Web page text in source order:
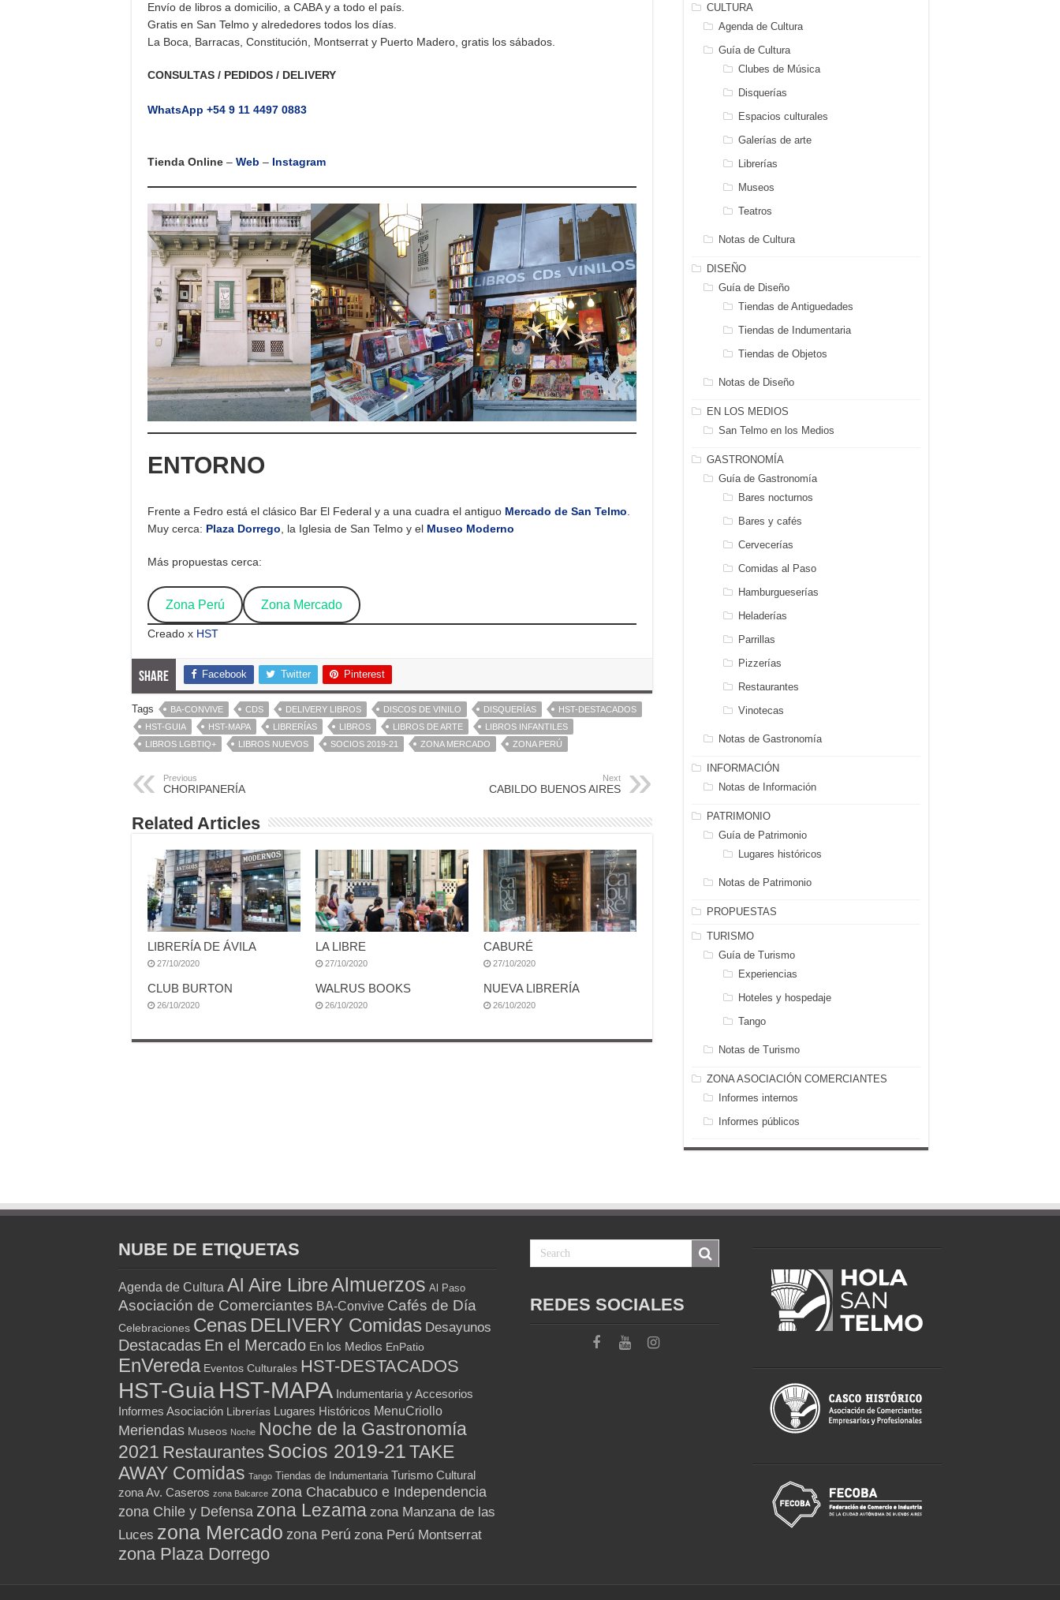
Envío de libros a domicilio, a CABA y a todo el país.
Gratis en San Telmo y alrededores todos los días.
La Boca, Barracas, Constitución, Montserrat y Puerto Madero, gratis los sábados.
CONSULTAS / PEDIDOS / DELIVERY
WhatsApp +54 9 11 4497 0883
Tienda Online – Web – Instagram
ENTORNO
Frente a Fedro está el clásico Bar El Federal y a una cuadra el antiguo Mercado de San Telmo.
Muy cerca: Plaza Dorrego, la Iglesia de San Telmo y el Museo Moderno
Más propuestas cerca:
Zona Perú Zona Mercado
Creado x HST
Share Facebook Twitter Pinterest
Tags BA-CONVIVE CDS DELIVERY LIBROS DISCOS DE VINILO DISQUERÍAS
HST-DESTACADOS
HST-GUIA
HST-MAPA LIBRERÍAS LIBROS LIBROS DE ARTE
LIBROS INFANTILES
LIBROS LGBTIQ+
LIBROS NUEVOS SOCIOS 2019-21 ZONA MERCADO ZONA PERÚ
Previous
CHORIPANERÍA
Next
CABILDO BUENOS AIRES
Related Articles
LIBRERÍA DE ÁVILA
27/10/2020
LA LIBRE
27/10/2020
CABURÉ
27/10/2020
CLUB BURTON
26/10/2020
WALRUS BOOKS
26/10/2020
NUEVA LIBRERÍA
26/10/2020
CULTURA
Agenda de Cultura
Guía de Cultura
Clubes de Música
Disquerías
Espacios culturales
Galerías de arte
Librerías
Museos
Teatros
Notas de Cultura
DISEÑO
Guía de Diseño
Tiendas de Antiguedades
Tiendas de Indumentaria
Tiendas de Objetos
Notas de Diseño
EN LOS MEDIOS
San Telmo en los Medios
GASTRONOMÍA
Guía de Gastronomía
Bares nocturnos
Bares y cafés
Cervecerías
Comidas al Paso
Hamburgueserías
Heladerías
Parrillas
Pizzerías
Restaurantes
Vinotecas
Notas de Gastronomía
INFORMACIÓN
Notas de Información
PATRIMONIO
Guía de Patrimonio
Lugares históricos
Notas de Patrimonio
PROPUESTAS
TURISMO
Guía de Turismo
Experiencias
Hoteles y hospedaje
Tango
Notas de Turismo
ZONA ASOCIACIÓN COMERCIANTES
Informes internos
Informes públicos
NUBE DE ETIQUETAS
Agenda de Cultura Al Aire LibreAlmuerzos Al Paso
Asociación de Comerciantes BA-Convive Cafés de Día
Celebraciones Cenas DELIVERY Comidas Desayunos
Destacadas En el Mercado En los Medios EnPatio
EnVereda Eventos Culturales HST-DESTACADOS
HST-Guia HST-MAPA Indumentaria y Accesorios
Informes Asociación Librerías Lugares Históricos MenuCriollo
Meriendas Museos Noche Noche de la Gastronomía
2021 Restaurantes Socios 2019-21TAKE
AWAY Comidas Tango Tiendas de Indumentaria Turismo Cultural
zona Av. Caseros zona Balcarce zona Chacabuco e Independencia
zona Chile y Defensa zona Lezama zona Manzana de las
Luces zona Mercado zona Perú zona Perú Montserrat
zona Plaza Dorrego
REDES SOCIALES